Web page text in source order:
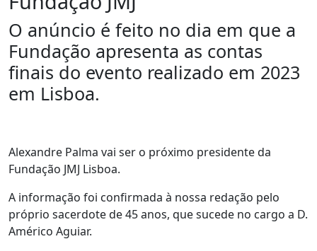
O anúncio é feito no dia em que a
Fundação apresenta as contas
finais do evento realizado em 2023
em Lisboa.
Alexandre Palma vai ser o próximo presidente da
Fundação JMJ Lisboa.
A informação foi confirmada à nossa redação pelo
próprio sacerdote de 45 anos, que sucede no cargo a D.
Américo Aguiar.